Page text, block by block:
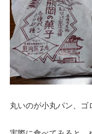
丸いのが小丸パン、ゴ